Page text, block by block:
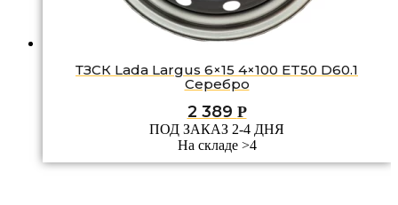
ТЗСК Lada Largus 6×15 4×100 ET50 D60.1
Серебро
2 389 Р
ПОД ЗАКАЗ 2-4 ДНЯ
На складе >4